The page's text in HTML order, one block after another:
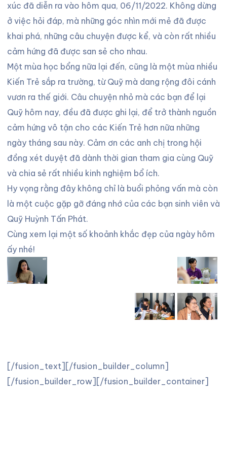
xúc đã diễn ra vào hôm qua, 06/11/2022. Không dừng
ở việc hỏi đáp, mà những góc nhìn mới mẻ đã được
khai phá, những câu chuyện được kể, và còn rất nhiều
cảm hứng đã được san sẻ cho nhau.
Một mùa học bổng nữa lại đến, cũng là một mùa nhiều
Kiến Trẻ sắp ra trường, từ Quỹ mà dang rộng đôi cánh
vươn ra thế giới. Câu chuyện nhỏ mà các bạn để lại
Quỹ hôm nay, đều đã được ghi lại, để trở thành nguồn
cảm hứng vô tận cho các Kiến Trẻ hơn nữa những
ngày tháng sau này. Cảm ơn các anh chị trong hội
đồng xét duyệt đã dành thời gian tham gia cùng Quỹ
và chia sẻ rất nhiều kinh nghiệm bổ ích.
Hy vọng rằng đây không chỉ là buổi phỏng vấn mà còn
là một cuộc gặp gỡ đáng nhớ của các bạn sinh viên và
Quỹ Huỳnh Tấn Phát.
Cùng xem lại một số khoảnh khắc đẹp của ngày hôm
ấy nhé!
[/fusion_text][/fusion_builder_column]
[/fusion_builder_row][/fusion_builder_container]